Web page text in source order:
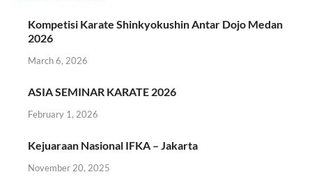
Kompetisi Karate Shinkyokushin Antar Dojo Medan
2026
March 6, 2026
ASIA SEMINAR KARATE 2026
February 1, 2026
Kejuaraan Nasional IFKA – Jakarta
November 20, 2025